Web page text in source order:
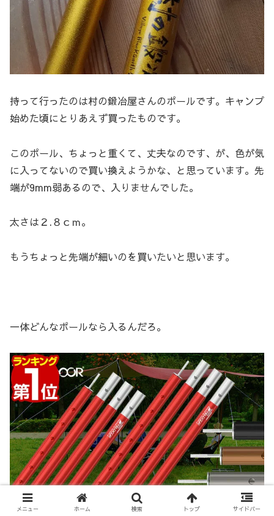
持って行ったのは村の鍛冶屋さんのポールです。キャンプ
始めた頃にとりあえず買ったものです。
このポール、ちょっと重くて、丈夫なのです、が、色が気
に入ってないので買い換えようかな、と思っています。先
端が9mm弱あるので、入りませんでした。
太さは２.８ｃｍ。
もうちょっと先端が細いのを買いたいと思います。
一体どんなポールなら入るんだろ。
メニュー ホーム 検索 トップ サイドバー